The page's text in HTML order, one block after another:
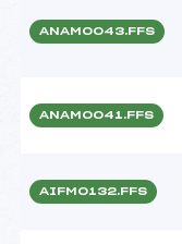
ANAM0043.FFS
ANAM0041.FFS
AIFM0132.FFS